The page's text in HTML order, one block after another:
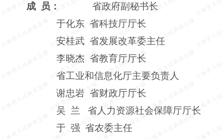
成 员：
省政府副秘书长
于化东 省科技厅厅长
安桂武 省发展改革委主任
李晓杰 省教育厅厅长
省工业和信息化厅主要负责人
谢忠岩 省财政厅厅长
吴 兰 省人力资源社会保障厅厅长
于 强 省农委主任